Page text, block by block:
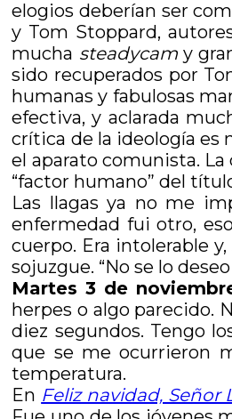
elogios deberían ser
y Tom Stoppard,
mucha steadycamy
sido recuperados por
humanas y fabulosas
efectiva, y aclarada
crítica de la ideología es
el aparato comunista.
“factor humano” del
Las llagas ya no me
enfermedad fui otro,
cuerpo. Era intolerable
sojuzgue. “No se lo
Martes 3 de
herpes o algo parecido.
diez segundos. Tengo
que se me ocurrieron
temperatura.
En Feliz navidad, Señor